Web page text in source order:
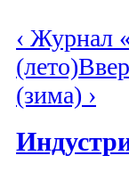
‹ Журнал
(лето)
(зима) ›